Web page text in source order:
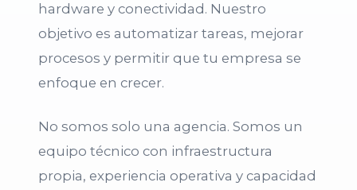
hardware y conectividad. Nuestro
objetivo es automatizar tareas, mejorar
procesos y permitir que tu empresa se
enfoque en crecer.
No somos solo una agencia. Somos un
equipo técnico con infraestructura
propia, experiencia operativa y capacidad